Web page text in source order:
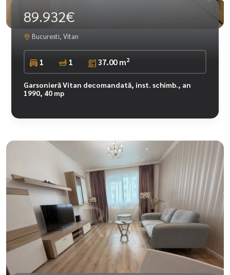
89.932€
Bucuresti, Vitan
1 1 37.00 m2
Garsonieră Vitan decomandată, inst. schimb., an
1990, 40 mp